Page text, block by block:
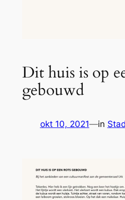
Dit huis is op
gebouwd
okt 10, 2021—in